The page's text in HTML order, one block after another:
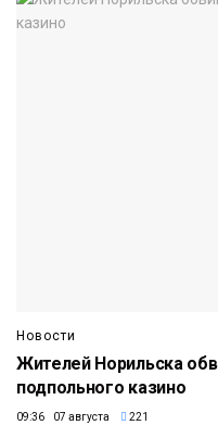
Новости
Жителей Норильска
подпольного казино
09:36 07 августа 221